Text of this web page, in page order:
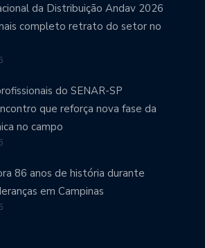
da Distribuição Andav 2026
completo retrato do setor no
do SENAR-SP
que reforça nova fase da
no campo
86 anos de história durante
em Campinas